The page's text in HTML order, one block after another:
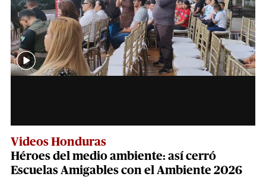
Videos Honduras
Héroes del medio ambiente: así cerró
Escuelas Amigables con el Ambiente 2026